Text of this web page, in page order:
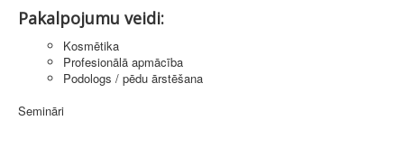
Pakalpojumu veidi:
Kosmētika
Profesionālā apmācība
Podologs / pēdu ārstēšana
Semināri